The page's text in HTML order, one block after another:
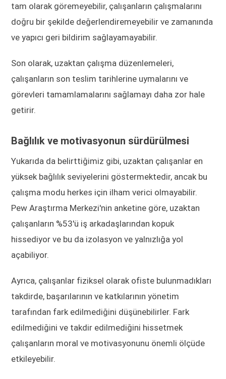
tam olarak göremeyebilir, çalışanların çalışmalarını
doğru bir şekilde değerlendiremeyebilir ve zamanında
ve yapıcı geri bildirim sağlayamayabilir.
Son olarak, uzaktan çalışma düzenlemeleri,
çalışanların son teslim tarihlerine uymalarını ve
görevleri tamamlamalarını sağlamayı daha zor hale
getirir.
Bağlılık ve motivasyonun sürdürülmesi
Yukarıda da belirttiğimiz gibi, uzaktan çalışanlar en
yüksek bağlılık seviyelerini göstermektedir, ancak bu
çalışma modu herkes için ilham verici olmayabilir.
Pew Araştırma Merkezi'nin anketine göre, uzaktan
çalışanların %53'ü iş arkadaşlarından kopuk
hissediyor ve bu da izolasyon ve yalnızlığa yol
açabiliyor.
Ayrıca, çalışanlar fiziksel olarak ofiste bulunmadıkları
takdirde, başarılarının ve katkılarının yönetim
tarafından fark edilmediğini düşünebilirler. Fark
edilmediğini ve takdir edilmediğini hissetmek
çalışanların moral ve motivasyonunu önemli ölçüde
etkileyebilir.